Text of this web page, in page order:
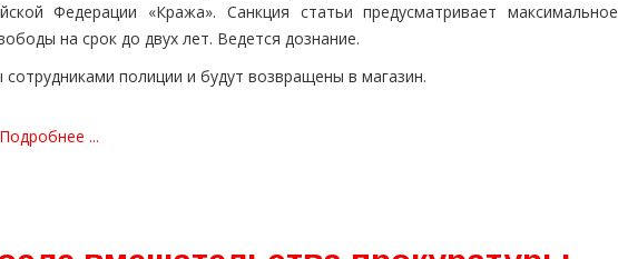
Федерации «Кража». Санкция статьи предусматривает максимальное
на срок до двух лет. Ведется дознание.
полиции и будут возвращены в магазин.
Подробнее ...